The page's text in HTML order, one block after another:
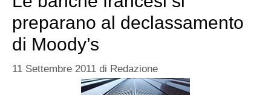
preparano al declassamento
di Moody’s
11 Settembre 2011 di Redazione